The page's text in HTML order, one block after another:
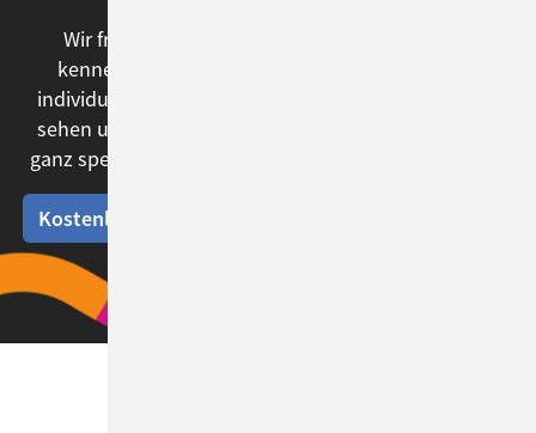
Wir freuen uns sehr, dass Sie unsere Software
kennenlernen möchten! Dazu steht Ihnen eine
individuelle Testumgebung zur Verfügung. Oder wir
sehen uns in einem Demo-Termin und können dort
ganz spezifisch auf Ihre Beispiele & Fragen eingehen.
Kostenlos testen